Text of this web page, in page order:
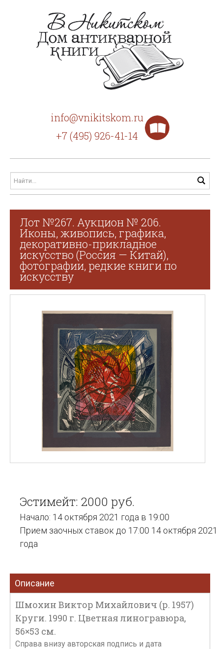
info@vnikitskom.ru
+7 (495) 926-41-14
Лот №267. Аукцион № 206.
Иконы, живопись, графика,
декоративно-прикладное
искусство (Россия — Китай),
фотографии, редкие книги по
искусству
Эстимейт: 2000 руб.
Начало: 14 октября 2021 года в 19:00
Прием заочных ставок до 17:00 14 октября 2021
года
Описание
Шмохин Виктор Михайлович (р. 1957)
Круги. 1990 г. Цветная линогравюра,
56×53 см.
Справа внизу авторская подпись и дата